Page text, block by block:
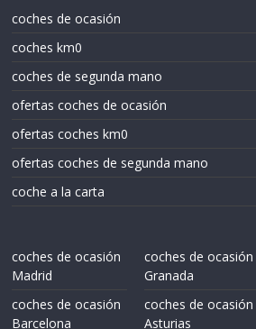
coches de ocasión
coches km0
coches de segunda mano
ofertas coches de ocasión
ofertas coches km0
ofertas coches de segunda mano
coche a la carta
coches de ocasión
Madrid
coches de ocasión
Barcelona
coches de ocasión
Granada
coches de ocasión
Asturias